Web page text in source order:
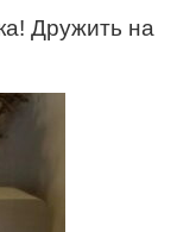
Дружить на